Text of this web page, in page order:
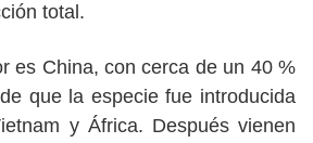
total.
es China, con cerca de un 40 %
que la especie fue introducida
y África. Después vienen